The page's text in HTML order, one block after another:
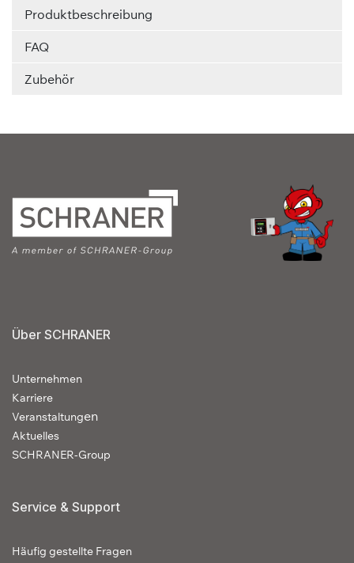
Produktbeschreibung
FAQ
Zubehör
Über SCHRANER
Unternehmen
Karriere
Veranstaltungen
Aktuelles
SCHRANER-Group
Service & Support
Häufig gestellte Fragen